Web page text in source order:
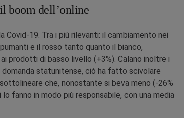
boom dell’online
Covid-19. Tra i più rilevanti: il cambiamento nei
e il rosso tanto quanto il bianco,
prodotti di basso livello (+3%). Calano inoltre i
statunitense, ciò ha fatto scivolare
che, nonostante si beva meno (-26%
fanno in modo più responsabile, con una media